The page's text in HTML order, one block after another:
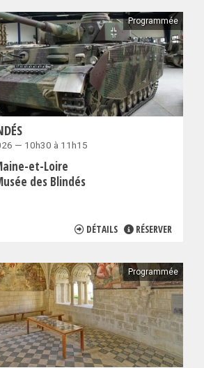
Programmée
— 10h30 à 11h15
et-Loire
des Blindés
DÉTAILS RÉSERVER
Programmée